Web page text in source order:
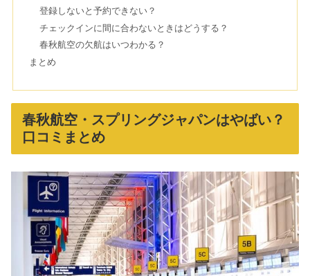
竜王アウトレットがなくなるは嘘！閉
ホテルのチェックインが3時の理由が
怖い？鏡に要注意の理由とは
を調査｜値段やバラ売りの買い方
伊藤園ホテルは最悪？バイキング中止
の苦情や安い理由は？
登録しないと予約できない？
チェックインに間に合わないときはどうする？
春秋航空の欠航はいつわかる？
まとめ
春秋航空・スプリングジャパンはやばい？
口コミまとめ